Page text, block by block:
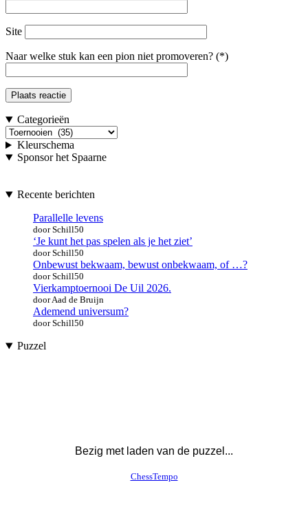
Site
Naar welke stuk kan een pion niet promoveren? (*)
Categorieën
Categorieën
Kleurschema
Sponsor het Spaarne
Recente berichten
Parallelle levens
door Schill50
‘Je kunt het pas spelen als je het ziet’
door Schill50
Onbewust bekwaam, bewust onbekwaam, of …?
door Schill50
Vierkamptoernooi De Uil 2026.
door Aad de Bruijn
Ademend universum?
door Schill50
Puzzel